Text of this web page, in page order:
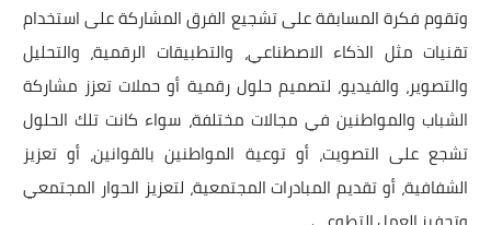
وتقوم فكرة المسابقة على تشجيع الفرق المشاركة على استخدام
تقنيات مثل الذكاء الاصطناعي، والتطبيقات الرقمية، والتحليل
والتصوير، والفيديو، لتصميم حلول رقمية أو حملات تعزز مشاركة
الشباب والمواطنين في مجالات مختلفة، سواء كانت تلك الحلول
تشجع على التصويت، أو توعية المواطنين بالقوانين، أو تعزيز
الشفافية، أو تقديم المبادرات المجتمعية، لتعزيز الحوار المجتمعي